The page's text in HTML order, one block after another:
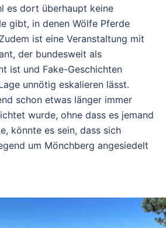
es dort überhaupt keine
gibt, in denen Wölfe Pferde
ist eine Veranstaltung mit
der bundesweit als
ist und Fake-Geschichten
unnötig eskalieren lässt.
schon etwas länger immer
wurde, ohne dass es jemand
könnte es sein, dass sich
um Mönchberg angesiedelt